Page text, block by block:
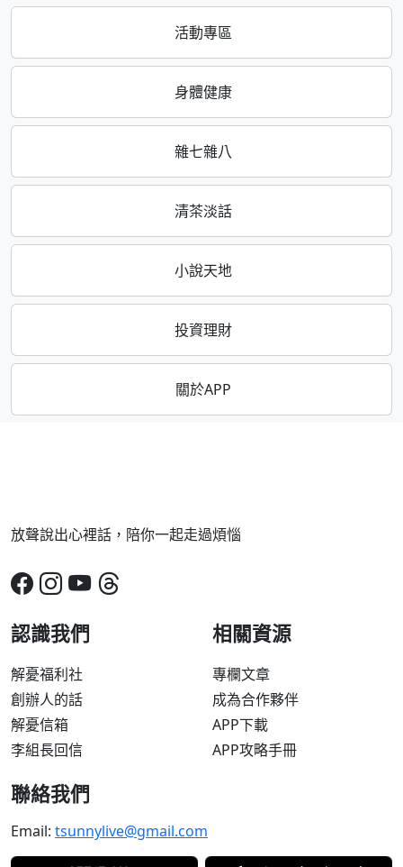
活動專區
身體健康
雜七雜八
清茶淡話
小說天地
投資理財
關於APP
放聲說出心裡話，陪你一起走過煩惱
認識我們
解憂福利社
創辦人的話
解憂信箱
李組長回信
相關資源
專欄文章
成為合作夥伴
APP下載
APP攻略手冊
聯絡我們
Email: tsunnylive@gmail.com